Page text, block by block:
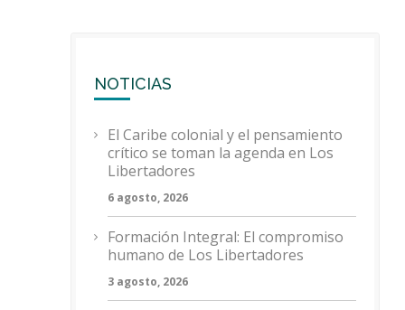
NOTICIAS
El Caribe colonial y el pensamiento
crítico se toman la agenda en Los
Libertadores
6 agosto, 2026
Formación Integral: El compromiso
humano de Los Libertadores
3 agosto, 2026